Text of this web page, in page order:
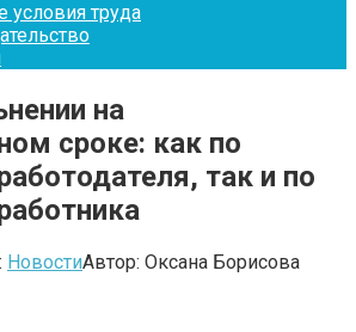
условия труда
на
сроке: как по
так и по
НовостиАвтор: Оксана Борисова